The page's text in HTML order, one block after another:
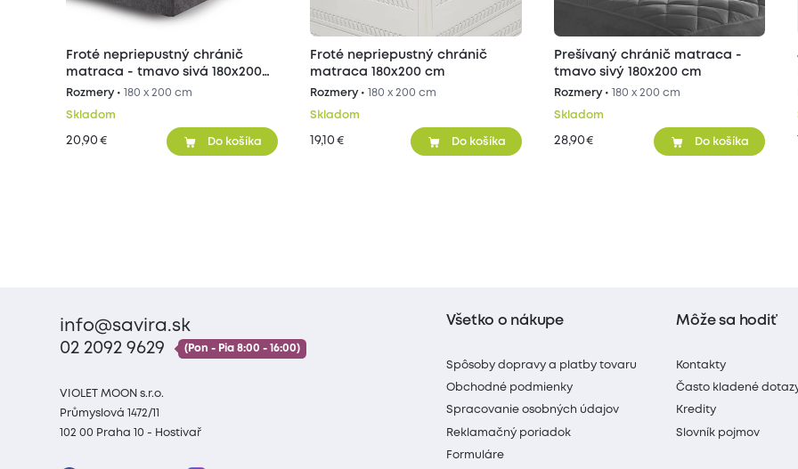
Froté nepriepustný chránič
matraca - tmavo sivá 180x200
cm
Rozmery • 180 x 200 cm
Skladom
20,90 € Do košíka
Froté nepriepustný chránič
matraca 180x200 cm
Rozmery • 180 x 200 cm
Skladom
19,10 € Do košíka
Prešívaný chránič matraca -
tmavo sivý 180x200 cm
Rozmery • 180 x 200 cm
Skladom
28,90 € Do košíka
info@savira.sk
02 2092 9629
(Pon - Pia 8:00 - 16:00)
VIOLET MOON s.r.o.
Průmyslová 1472/11
102 00 Praha 10 - Hostivař
Všetko o nákupe
Spôsoby dopravy a platby tovaru
Obchodné podmienky
Spracovanie osobných údajov
Reklamačný poriadok
Formuláre
Môže sa hodiť
Kontakty
Často kladené
Kredity
Slovník pojmov